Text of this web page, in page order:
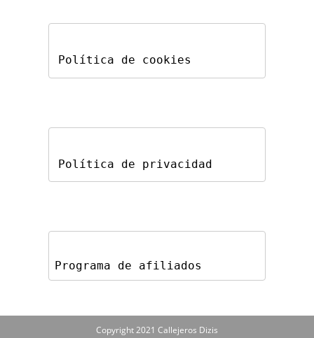
Política de cookies
Política de privacidad
Programa de afiliados
Copyright 2021 Callejeros Dizis